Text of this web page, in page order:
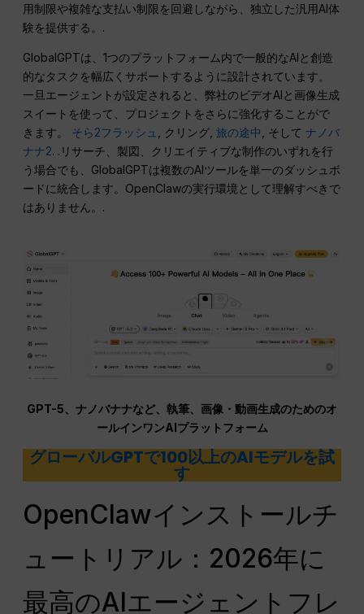
用制限や複雑な支払い制限を回避しながら、独立した汎用AI体
験を提供する。.
GlobalGPTは、1つのプラットフォーム内で一般的なAIと創造
的なタスクを幅広くサポートするように設計されています。
一旦エージェントが設定されると、弊社のビデオAIと画像生成
スイートを使って、プロジェクトをさらに強化することがで
きます。 そら2フラッシュ , クリング,旅の途中 , そしてナノバ
ナナ2. .リサーチ、製図、クリエイティブな制作のいずれを行
う場合でも、GlobalGPTは複数のAIツールを単一のダッシュボ
ードに統合します。OpenClawの実行環境として理解すべきで
はありません。.
GPT-5、ナノバナナなど、執筆、画像・動画生成のためのオ
ールインワンAIプラットフォーム
グローバルGPTで100以上のAIモデルを試
す
OpenClawインストールチ
ュートリアル：2026年に
最高のAIエージェントフレ